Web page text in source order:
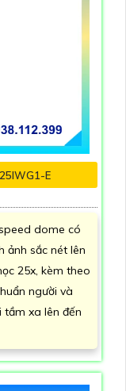
E
dome có
ảnh sắc nét lên
25x, kèm theo
người và
tầm xa lên đến